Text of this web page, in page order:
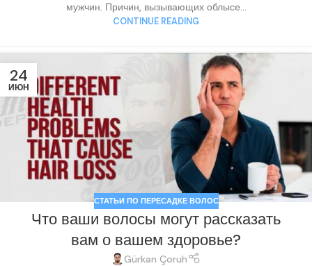
мужчин. Причин, вызывающих облысе...
CONTINUE READING
24
ИЮН
СТАТЬИ ПО ПЕРЕСАДКЕ ВОЛОС
Что ваши волосы могут рассказать
вам о вашем здоровье?
Gürkan Çoruh